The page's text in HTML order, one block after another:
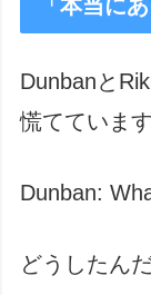
「本当に
Dunbanと
慌てています
Dunban:
どうしたん